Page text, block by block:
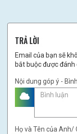
TRẢ LỜI
Email của bạn sẽ
bắt buộc được đánh
Nội dung góp ý -
Họ và Tên của Anh/